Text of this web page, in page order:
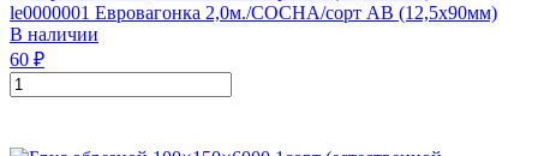
le0000001 Евровагонка 2,0м./СОСНА/сорт АВ (12,5х90мм)
В наличии
60 ₽